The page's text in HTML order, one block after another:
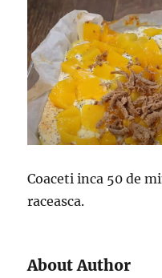
Coaceti inca 50 de
raceasca.
About Author